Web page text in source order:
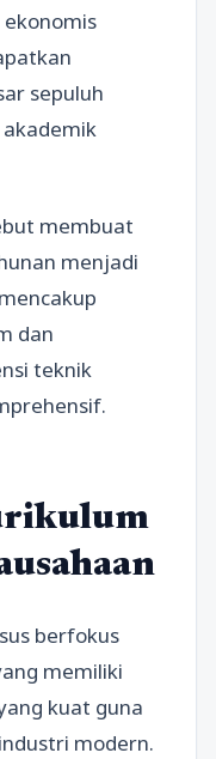
sepuluh
membuat
menjadi
dan
teknik
berfokus
memiliki
kuat guna
modern.